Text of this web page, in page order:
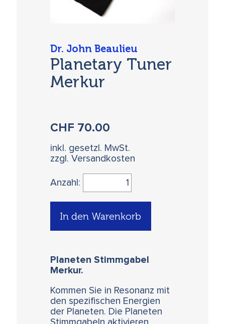
Dr. John Beaulieu
Planetary Tuner
Merkur
CHF 70.00
inkl. gesetzl. MwSt.
zzgl. Versandkosten
Anzahl:
In den Warenkorb
Planeten Stimmgabel
Merkur.
Kommen Sie in Resonanz mit
den spezifischen Energien
der Planeten. Die Planeten